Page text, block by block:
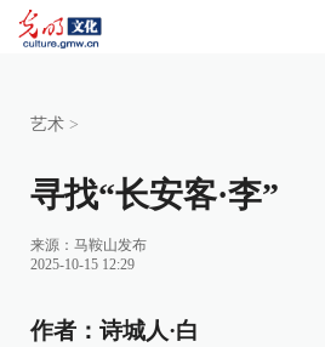
艺术 >
寻找“长安客·李”
来源： 马鞍山发布
2025-10-15 12:29
作者 ： 诗城人·白